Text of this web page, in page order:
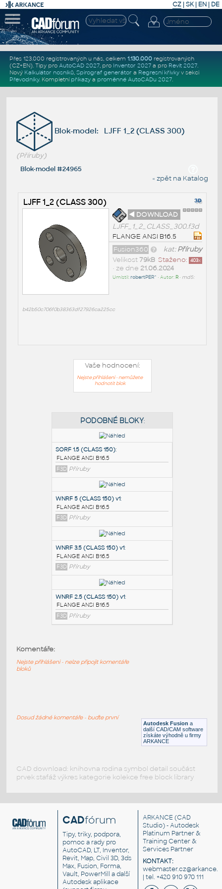
CZ | SK| EN | DE
Přes 123.000 registrovaných u nás, celkem 1.130.000registrovaných
(CZ+EN). Tipy pro AutoCAD 2027, pro Inventor 2027a pro Revit 2027.
Nový Kalkulátor nosníků, Spirograf generátor a Regresní křivkyv sekci
Převodníky. Kompletní příkazya proměnné AutoCADu 2027.
Blok-model: LJFF 1_2 (CLASS 300)
(Příruby)
Blok-model #24965
« zpět na Katalog
LJFF 1_2 (CLASS 300)
◄ DOWNLOAD
LJFF_1_2_CLASS_300.f3d
FLANGE ANSI B16.5
kat:Příruby
Fusion360
Staženo: 403x
Velikost 79kB
• ze dne 21.06.2024
Umístil:robertPER^ • Autor: R• md5:
b42b50c706f0b38363df27926ca225cc
Vaše hodnocení:
Nejste přihlášeni - nemůžete
hodnotit blok
PODOBNÉ BLOKY
SORF 1.5 (CLASS 150):
FLANGE ANSI B16.5
F3D Příruby
WNRF 5 (CLASS 150) v1
FLANGE ANSI B16.5
F3D Příruby
Příruby
Autodesk Fusion a
další CAD/CAM software
získáte výhodně u firmy
ARKANCE
Komentáře:
Nejste přihlášeni - nelze připojit komentáře
bloků
Dosud žádné komentáře - buďte první
CAD download: knihovna rodina symbol detail součást
prvek stafáž výkres kategorie kolekce free block library
CADfórum
Tipy, triky, podpora,
pomoc a rady pro
AutoCAD, LT, Inventor,
Revit, Map, Civil 3D, 3ds
Max, Fusion, Forma,
Vault, PowerMill a další
Autodesk aplikace
ARKANCE (CAD
Studio) - Autodesk
Platinum Partner &
Training Center &
Services Partner
KONTAKT:
| tel. +420 910 970 111